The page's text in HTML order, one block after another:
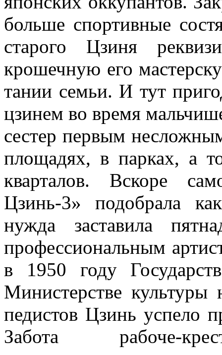
больше спортивные
старого Цзиня
крошечную его
тании семьи. И тут
цзинем во время
сестер первым
площадях, в парках, а
кварталов. Вскоре
Цзинь-3» подобрала
нужда заставила
профессиональным
в 1950 году
Министерстве
педистов Цзинь успело
Забота рабоче-